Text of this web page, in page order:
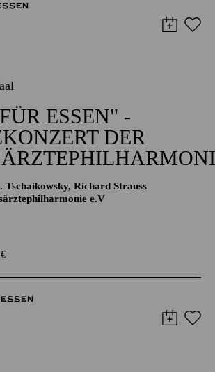
ESSEN" -
DER
Richard Strauss
e.V
€